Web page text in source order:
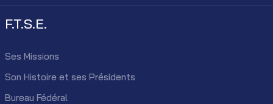
F.T.S.E.
Ses Missions
Son Histoire et ses Présidents
Bureau Fédéral